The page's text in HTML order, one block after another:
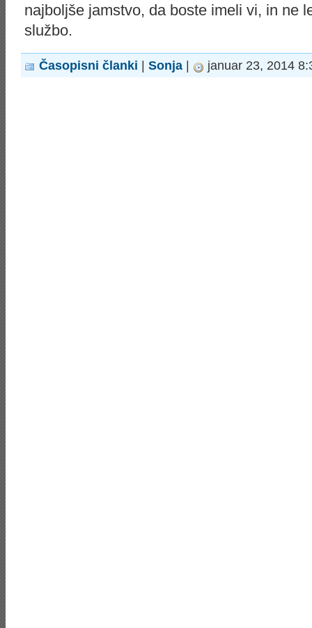
najboljše jamstvo, da boste imeli vi, in ne
službo.
Časopisni članki Sonja januar 23, 2014